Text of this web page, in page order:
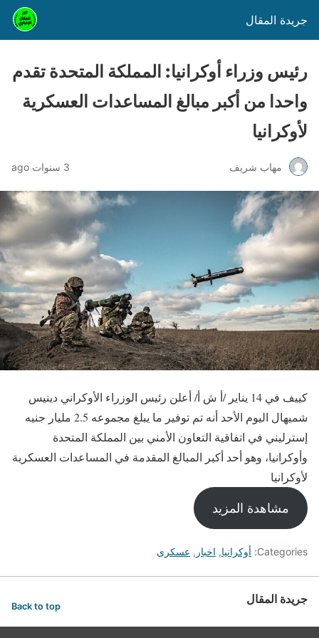
جريدة المقال
رئيس وزراء أوكرانيا: المملكة المتحدة تقدم
واحدا من أكبر مبالغ المساعدات العسكرية
لأوكرانيا
مهاب شريف 3 سنوات ago
كييف في 14 يناير /أ ش أ/ أعلن رئيس الوزراء الأوكراني دينيس
شميهال اليوم الأحد أنه تم توفير ما يبلغ مجموعه 2.5 مليار جنيه
إسترليني في اتفاقية التعاون الأمني بين المملكة المتحدة
وأوكرانيا، وهو أحد أكبر المبالغ المقدمة في المساعدات العسكرية
لأوكرانيا
مشاهدة المزيد
Categories: أوكرانيا, اخبار , عسكرى
جريدة المقال Back to top